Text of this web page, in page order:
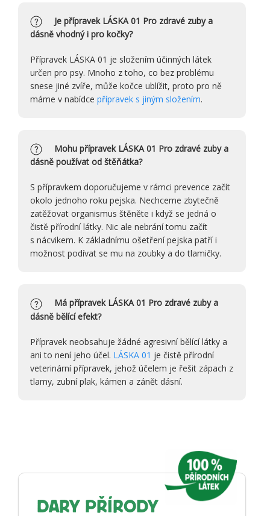
Je přípravek LÁSKA 01 Pro zdravé zuby a
dásně vhodný i pro kočky?
Přípravek LÁSKA 01 je složením účinných látek
určen pro psy. Mnoho z toho, co bez problému
snese jiné zvíře, může kočce ublížit, proto pro ně
máme v nabídce přípravek s jiným složením.
Mohu přípravek LÁSKA 01 Pro zdravé zuby a
dásně používat od štěňátka?
S přípravkem doporučujeme v rámci prevence začít
okolo jednoho roku pejska. Nechceme zbytečně
zatěžovat organismus štěněte i když se jedná o
čistě přírodní látky. Nic ale nebrání tomu začít
s nácvikem. K základnímu ošetření pejska patří i
možnost podívat se mu na zoubky a do tlamičky.
Má přípravek LÁSKA 01 Pro zdravé zuby a
dásně bělící efekt?
Přípravek neobsahuje žádné agresivní bělící látky a
ani to není jeho účel. LÁSKA 01 je čistě přírodní
veterinární přípravek, jehož účelem je řešit zápach z
tlamy, zubní plak, kámen a zánět dásní.
DARY PŘÍRODY